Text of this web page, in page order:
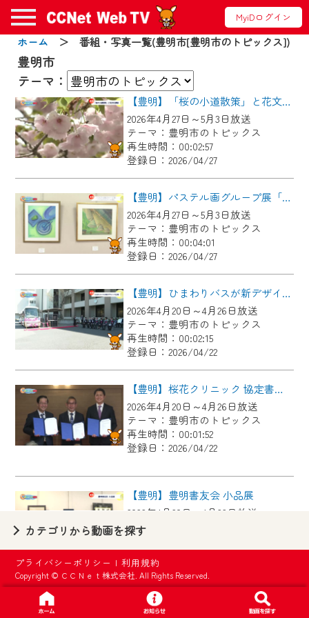
MyiDログイン
ホーム ＞ 番組・写真一覧(豊明市[豊明市のトピックス])
豊明市
テーマ：
【豊明】「桜の小道散策」と花文化講座
2026年4月27日～5月3日放送
テーマ：豊明市のトピックス
再生時間：00:02:57
登録日：2026/04/27
【豊明】パステル画グループ展「パステルアート樹」
2026年4月27日～5月3日放送
テーマ：豊明市のトピックス
再生時間：00:04:01
登録日：2026/04/27
【豊明】ひまわりバスが新デザインで出発
2026年4月20日～4月26日放送
テーマ：豊明市のトピックス
再生時間：00:02:15
登録日：2026/04/22
【豊明】桜花クリニック 協定書調印式
2026年4月20日～4月26日放送
テーマ：豊明市のトピックス
再生時間：00:01:52
登録日：2026/04/22
【豊明】豊明書友会 小品展
2026年4月20日～4月26日放送
テーマ：豊明市のトピックス
再生時間：00:03:46
登録日：2026/04/22
【豊明】令和７年度尾三消防本部ＮＢＣ災害対応訓練
2026年4月13日～4月19日放送
カテゴリから動画を探す
プライバシーポリシー |利用規約
Copyright © ＣＣＮｅｔ株式会社. All Rights Reserved.
お知らせ
2024/09/02
動画配信サービス『CCNet Web TV』は2024
年9月24日からリニューアルします！
【変更点】
◆デザイン変更により、お住まいの地域
の動画コンテンツが一目瞭然。
◆当社アプリやＰＣブラウザから、いつ
でも・どこでも・外出先でも！
CCNetサービスエリア20市町の地域情報
番組をご視聴いただけます！
【ご注意】
2024年9月24日からはご加入者様へのサー
ビス向上のため、
『CCNet Web TV』を利用いただくには、
一部コンテンツを除き、
CCNetサービスへの加入と『CCNetマイ
ページ※』へのログインが必要となりま
す。
いたします。
要となります。
※MyIDとは、CCNet Web TVを含むCCNetの
各種サービスをご利用頂くためのIDです。
IDはお客様が使っているメールアドレス
で設定できます。